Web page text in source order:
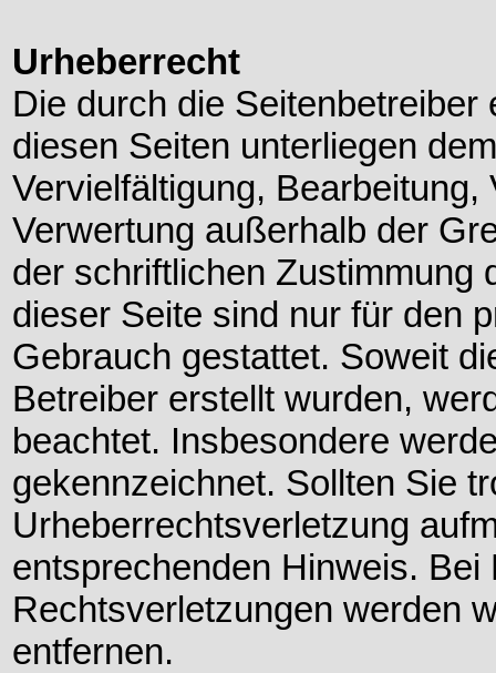
Urheberrecht
Die durch die
diesen Seiten unterliegen
Vervielfältigung,
Verwertung außerhalb der
der schriftlichen Zustimmung
dieser Seite sind nur für den
Gebrauch gestattet. Soweit
Betreiber erstellt wurden,
beachtet. Insbesondere
gekennzeichnet. Sollten Sie
Urheberrechtsverletzung
entsprechenden Hinweis.
Rechtsverletzungen werden
entfernen.